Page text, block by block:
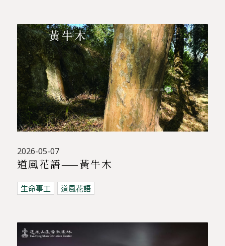
2026-05-07
道風花語——黃牛木
生命事工 道風花語